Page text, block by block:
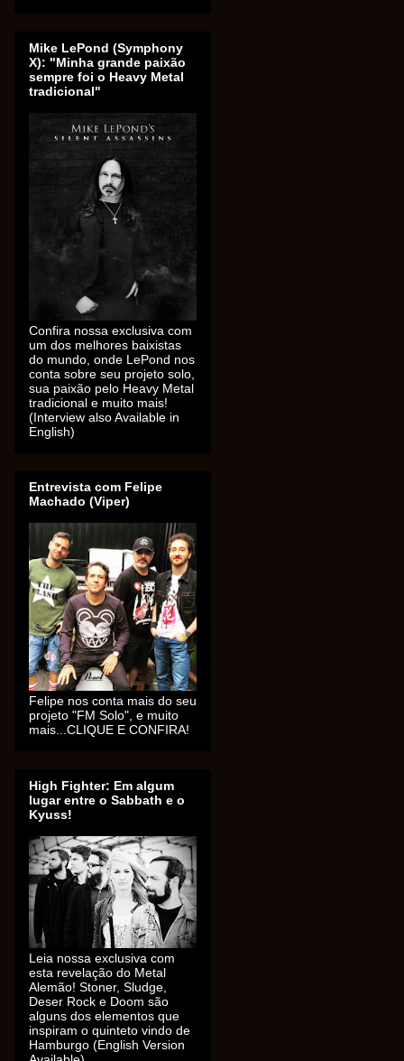
Mike LePond (Symphony
X): "Minha grande paixão
sempre foi o Heavy Metal
tradicional"
Confira nossa exclusiva com
um dos melhores baixistas
do mundo, onde LePond nos
conta sobre seu projeto solo,
sua paixão pelo Heavy Metal
tradicional e muito mais!
(Interview also Available in
English)
Entrevista com Felipe
Machado (Viper)
Felipe nos conta mais do seu
projeto "FM Solo", e muito
mais...CLIQUE E CONFIRA!
High Fighter: Em algum
lugar entre o Sabbath e o
Kyuss!
Leia nossa exclusiva com
esta revelação do Metal
Alemão! Stoner, Sludge,
Deser Rock e Doom são
alguns dos elementos que
inspiram o quinteto vindo de
Hamburgo (English Version